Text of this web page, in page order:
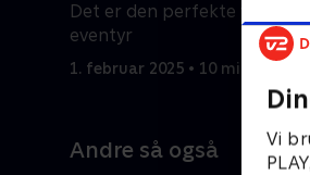
Vi
Det er den perfekte verden
eventyr
1. februar 2025 • 10 min
Andre så også